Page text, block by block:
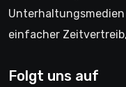
einfacher
Folgt uns auf